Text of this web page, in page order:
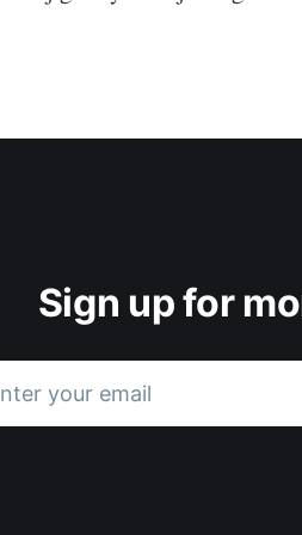
Sign up for
your email